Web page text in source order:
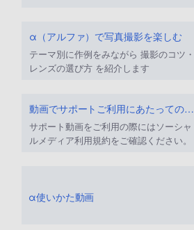
α（アルファ）で写真撮影を楽しむ
テーマ別に作例をみながら 撮影のコツ・
レンズの選び方 を紹介します
動画でサポートご利用にあたってのお願い
サポート動画をご利用の際にはソーシャ
ルメディア利用規約をご確認ください。
α使いかた動画